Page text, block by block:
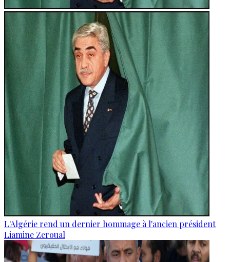
L'Algérie rend un dernier hommage à l'ancien président
Liamine Zeroual